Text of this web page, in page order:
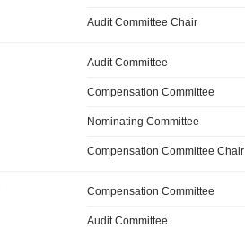
Audit Committee Chair
Audit Committee
Compensation Committee
Nominating Committee
Compensation Committee Chair
Compensation Committee
Audit Committee